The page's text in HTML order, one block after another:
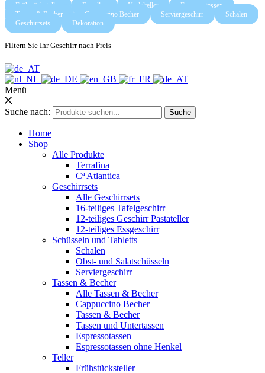
Frühstücksteller Essteller Nudelteller
Espressotassen
Tassen & Becher
Cappuccino Becher Serviergeschirr
Schalen
Geschirrsets
Dekoration
Filtern Sie Ihr Geschirr nach Preis
Menü
Suche nach: Suche
Home
Shop
Alle Produkte
Terrafina
Cª Atlantica
Geschirrsets
Alle Geschirrsets
16-teiliges Tafelgeschirr
12-teiliges Geschirr Pastateller
12-teiliges Essgeschirr
Schüsseln und Tabletts
Schalen
Obst- und Salatschüsseln
Serviergeschirr
Tassen & Becher
Alle Tassen & Becher
Cappuccino Becher
Tassen & Becher
Tassen und Untertassen
Espressotassen
Espressotassen ohne Henkel
Teller
Frühstücksteller